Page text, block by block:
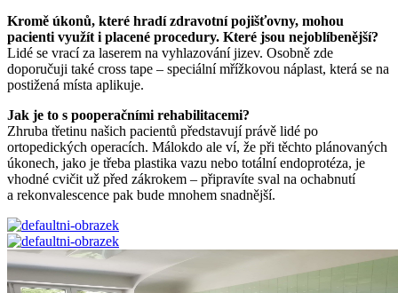
Kromě úkonů, které hradí zdravotní pojišťovny, mohou
pacienti využít i placené procedury. Které jsou nejoblíbenější?
Lidé se vrací za laserem na vyhlazování jizev. Osobně zde
doporučuji také cross tape – speciální mřížkovou náplast, která se na
postižená místa aplikuje.
Jak je to s pooperačními rehabilitacemi?
Zhruba třetinu našich pacientů představují právě lidé po
ortopedických operacích. Málokdo ale ví, že při těchto plánovaných
úkonech, jako je třeba plastika vazu nebo totální endoprotéza, je
vhodné cvičit už před zákrokem – připravíte sval na ochabnutí
a rekonvalescence pak bude mnohem snadnější.